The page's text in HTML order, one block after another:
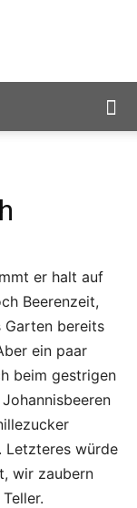
Reiseblog
For
One
er halt auf
Beerenzeit,
Garten bereits
ein paar
beim gestrigen
Letzteres würde
wir zaubern